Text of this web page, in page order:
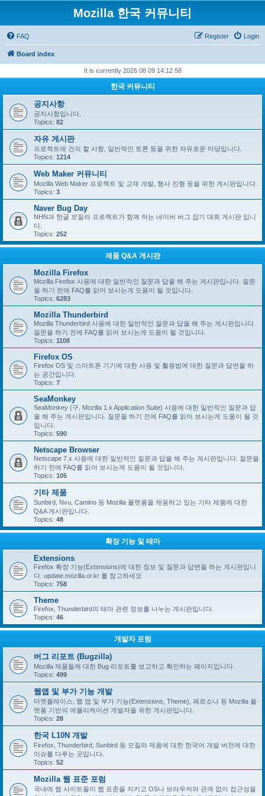
Mozilla 한국 커뮤니티
FAQ Login
Register
Board index
It is currently 2026 08 09 14:12 58
한국 커뮤니티
공지사항
공지사항입니다.
Topics: 82
자유 게시판
프로젝트에 건의 할 사항, 일반적인 토론 등을 위한 자유로운 마당입니다.
Topics: 1214
Web Maker 커뮤니티
Mozilla Web Maker 프로젝트 및 교재 개발, 행사 진행 등을 위한 게시판입니다.
Topics: 3
Naver Bug Day
NHN과 한글 모질라 프로젝트가 함께 하는 네이버 버그 잡기 대회 게시판 입니
다.
Topics: 252
제품 Q&A 게시판
Mozilla Firefox
Mozilla Firefox 사용에 대한 일반적인 질문과 답을 해 주는 게시판입니다. 질문
을 하기 전에 FAQ를 읽어 보시는게 도움이 될 것입니다.
Topics: 6283
Mozilla Thunderbird
Mozilla Thunderbird 사용에 대한 일반적인 질문과 답을 해 주는 게시판입니다.
질문을 하기 전에 FAQ를 읽어 보시는게 도움이 될 것입니다.
Topics: 1108
Firefox OS
Firefox OS 및 스마트폰 기기에 대한 사용 및 활용법에 대한 질문과 답변을 하
는 공간입니다.
Topics: 7
SeaMonkey
SeaMonkey (구, Mozilla 1.x Application Suite) 사용에 대한 일반적인 질문과 답
을 해 주는 게시판입니다. 질문을 하기 전에 FAQ를 읽어 보시는게 도움이 될 것
입니다.
Topics: 590
Netscape Browser
Netscape 7.x 사용에 대한 일반적인 질문과 답을 해 주는 게시판입니다. 질문을
하기 전에 FAQ를 읽어 보시는게 도움이 될 것입니다.
Topics: 105
기타 제품
Sunbird, Nvu, Camino 등 Mozilla 플랫폼을 채용하고 있는 기타 제품에 대한
Q&A 게시판입니다.
Topics: 48
확장 기능 및 테마
Extensions
Firefox 확장 기능(Extensions)에 대한 정보 및 질문과 답변을 하는 게시판입니
다. update.mozilla.or.kr 를 참고하세요
Topics: 758
Theme
Firefox, Thunderbird의 테마 관련 정보를 나누는 게시판입니다.
Topics: 46
개발자 포럼
버그 리포트 (Bugzilla)
Mozilla 제품들에 대한 Bug 리포트를 보고하고 확인하는 페이지입니다.
Topics: 499
웹앱 및 부가 기능 개발
마켓플레이스, 웹 앱 및 부가 기능(Extensions, Theme), 페르소나 등 Mozilla 플
랫폼 기반의 애플리케이션 개발자을 위한 게시판입니다.
Topics: 28
한국 L10N 개발
Firefox, Thunderbird, Sunbird 등 모질라 제품에 대한 한국어 개발 버전에 대한
이슈를 다루는 곳입니다.
Topics: 52
Mozilla 웹 표준 포럼
국내에 웹 사이트들이 웹 표준을 지키고 OS나 브라우저와 관계 없이 접근성을